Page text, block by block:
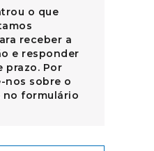
o que
receber a
e responder
prazo. Por
nos sobre o
no formulário